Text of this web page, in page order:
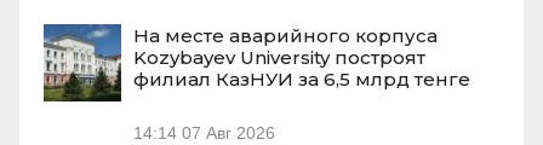
На месте аварийного корпуса
Kozybayev University построят
филиал КазНУИ за 6,5 млрд тенге
14:14 07 Авг 2026